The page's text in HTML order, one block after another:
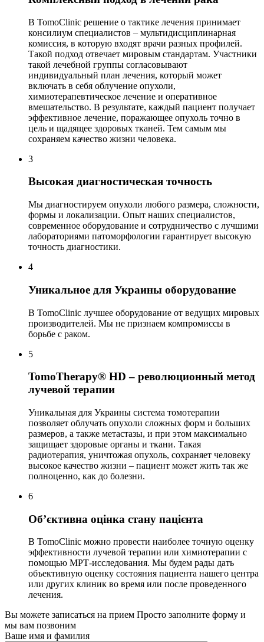
В TomoClinic решение о тактике лечения принимает
консилиум специалистов – мультидисциплинарная
комиссия, в которую входят врачи разных профилей.
Такой подход отвечает мировым стандартам. Участники
такой лечебной группы согласовывают
индивидуальный план лечения, который может
включать в себя облучение опухоли,
химиотерапевтическое лечение и оперативное
вмешательство. В результате, каждый пациент получает
эффективное лечение, поражающее опухоль точно в
цель и щадящее здоровых тканей. Тем самым мы
сохраняем качество жизни человека.
3
Высокая диагностическая точность
Мы диагностируем опухоли любого размера, сложности,
формы и локализации. Опыт наших специалистов,
современное оборудование и сотрудничество с лучшими
лабораториями патоморфологии гарантирует высокую
точность диагностики.
4
Уникальное для Украины оборудование
В TomoClinic лучшее оборудование от ведущих мировых
производителей. Мы не признаем компромиссы в
борьбе с раком.
5
TomoTherapy® HD – революционный метод
лучевой терапии
Уникальная для Украины система томотерапии
позволяет облучать опухоли сложных форм и больших
размеров, а также метастазы, и при этом максимально
защищает здоровые органы и ткани. Такая
радиотерапия, уничтожая опухоль, сохраняет человеку
высокое качество жизни – пациент может жить так же
полноценно, как до болезни.
6
Об’єктивна оцінка стану пацієнта
В TomoClinic можно провести наиболее точную оценку
эффективности лучевой терапии или химиотерапии с
помощью МРТ-исследования. Мы будем рады дать
объективную оценку состояния пациента нашего центра
или других клиник во время или после проведенного
лечения.
Вы можете записаться на прием Просто заполните форму и
мы вам позвоним
Ваше имя и фамилия